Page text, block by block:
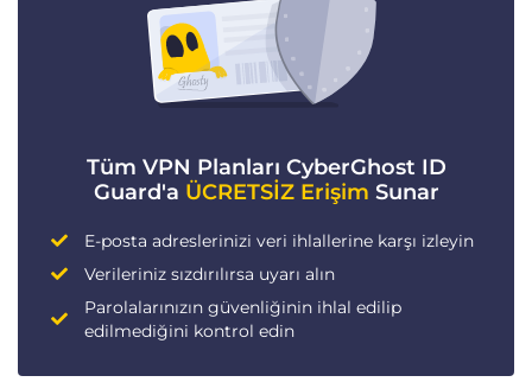
Tüm VPN Planları CyberGhost ID
Guard'a ÜCRETSİZ Erişim Sunar
E-posta adreslerinizi veri ihlallerine karşı izleyin
Verileriniz sızdırılırsa uyarı alın
Parolalarınızın güvenliğinin ihlal edilip
edilmediğini kontrol edin